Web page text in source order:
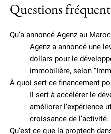
Questions
Qu’a annoncé Agenz au
Agenz a annoncé une
dollars pour le
immobilière, selon
À quoi sert ce financement
Il sert à accélérer le
améliorer l’expérience
croissance de l’activité.
Qu’est-ce que la proptech